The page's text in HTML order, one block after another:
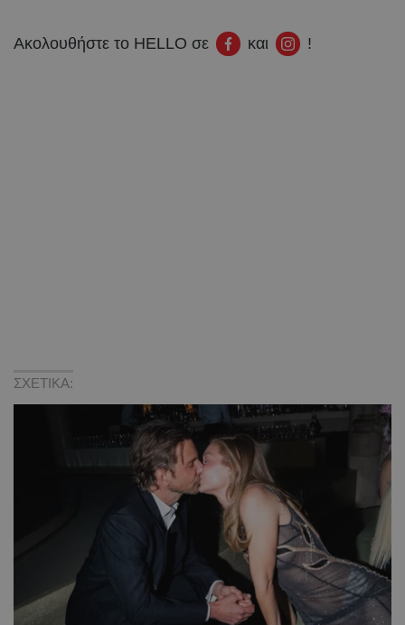
Ακολουθήστε το HELLO σε και !
ΣΧΕΤΙΚΑ: